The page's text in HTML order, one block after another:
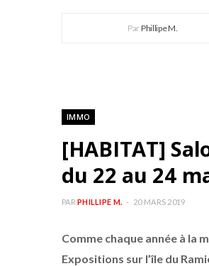
ParPhillipe M.
IMMO
[HABITAT]
du 22 au 24
PAR PHILLIPE M. 20 MARS 2019
Comme chaque année à la
Expositions sur l’île du